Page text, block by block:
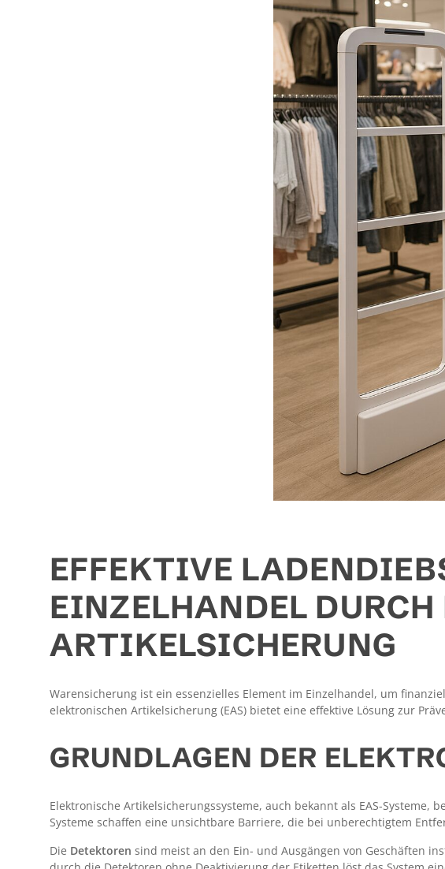
EFFEKTIVE
EINZELHANDEL
ARTIKELSICHERUNG
Warensicherung ist ein essenzielles Element im Einzelhandel, um
elektronischen Artikelsicherung (EAS) bietet eine effektive Lösung zur
GRUNDLAGEN DER
Elektronische Artikelsicherungssysteme, auch bekannt als EAS-
Systeme schaffen eine unsichtbare Barriere, die bei unberechtigtem
Die Detektoren sind meist an den Ein- und Ausgängen von Geschäften